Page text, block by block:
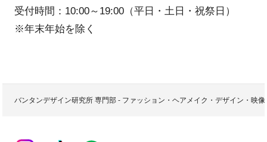
受付時間：10:00～19:00（平日・土日・祝祭日）
※年末年始を除く
バンタンデザイン研究所 専門部 - ファッション・ヘアメイク・デザイン・映